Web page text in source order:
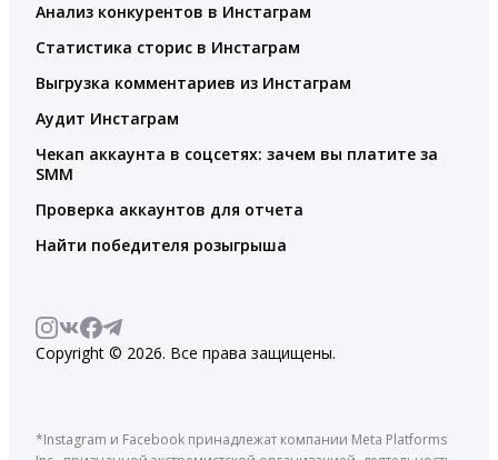
Анализ конкурентов в Инстаграм
Статистика сторис в Инстаграм
Выгрузка комментариев из Инстаграм
Аудит Инстаграм
Чекап аккаунта в соцсетях: зачем вы платите за
SMM
Проверка аккаунтов для отчета
Найти победителя розыгрыша
Copyright © 2026. Все права защищены.
*Instagram и Facebook принадлежат компании Meta Platforms